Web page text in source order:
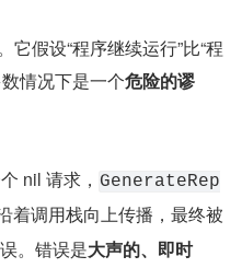
假设“程序继续运行”比“程
情况下是一个危险的谬
nil 请求， GenerateRep
着调用栈向上传播，最终被
。错误是大声的、即时